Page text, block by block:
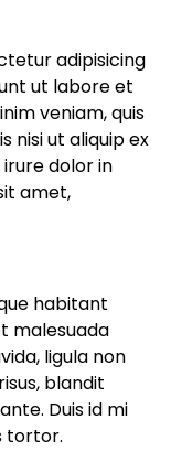
adipisicing
ut labore et
veniam, quis
nisi ut aliquip ex
dolor in
amet,
habitant
malesuada
ligula non
blandit
Duis id mi
tortor.